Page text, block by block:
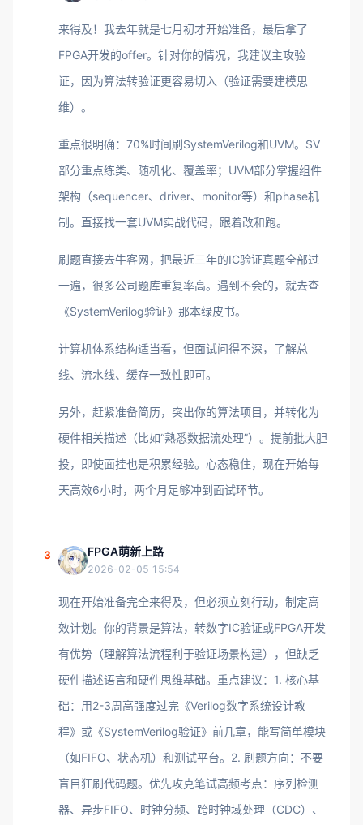
来得及！我去年就是七月初才开始准备，最后拿了
FPGA开发的offer。针对你的情况，我建议主攻验
证，因为算法转验证更容易切入（验证需要建模思
维）。
重点很明确：70%时间刷SystemVerilog和UVM。SV
部分重点练类、随机化、覆盖率；UVM部分掌握组件
架构（sequencer、driver、monitor等）和phase机
制。直接找一套UVM实战代码，跟着改和跑。
刷题直接去牛客网，把最近三年的IC验证真题全部过
一遍，很多公司题库重复率高。遇到不会的，就去查
《SystemVerilog验证》那本绿皮书。
计算机体系结构适当看，但面试问得不深，了解总
线、流水线、缓存一致性即可。
另外，赶紧准备简历，突出你的算法项目，并转化为
硬件相关描述（比如“熟悉数据流处理”）。提前批大胆
投，即使面挂也是积累经验。心态稳住，现在开始每
天高效6小时，两个月足够冲到面试环节。
3 FPGA萌新上路
2026-02-05 15:54
现在开始准备完全来得及，但必须立刻行动，制定高
效计划。你的背景是算法，转数字IC验证或FPGA开发
有优势（理解算法流程利于验证场景构建），但缺乏
硬件描述语言和硬件思维基础。重点建议：1. 核心基
础：用2-3周高强度过完《Verilog数字系统设计教
程》或《SystemVerilog验证》前几章，能写简单模块
（如FIFO、状态机）和测试平台。2. 刷题方向：不要
盲目狂刷代码题。优先攻克笔试高频考点：序列检测
器、异步FIFO、时钟分频、跨时钟域处理（CDC）、